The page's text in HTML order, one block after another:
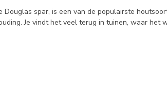
Douglas spar, is een van de populairste
Je vindt het veel terug in tuinen, waar het